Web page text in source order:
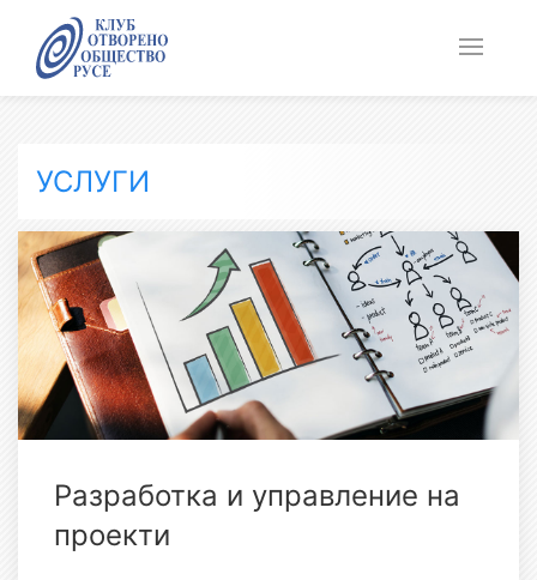
УСЛУГИ
Разработка и управление на
проекти